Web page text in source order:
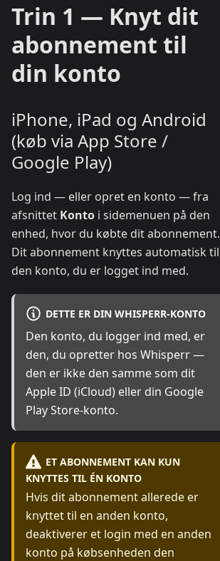
Trin 1 — Knyt dit
abonnement til
din konto
iPhone, iPad og Android
(køb via App Store /
Google Play)
Log ind — eller opret en konto — fra
afsnittet Konto i sidemenuen på den
enhed, hvor du købte dit abonnement.
Dit abonnement knyttes automatisk til
den konto, du er logget ind med.
DETTE ER DIN WHISPERR-KONTO
Den konto, du logger ind med, er
den, du opretter hos Whisperr —
den er ikke den samme som dit
Apple ID (iCloud) eller din Google
Play Store-konto.
ET ABONNEMENT KAN KUN
KNYTTES TIL ÉN KONTO
Hvis dit abonnement allerede er
knyttet til en anden konto,
deaktiverer et login med en anden
konto på købsenheden den